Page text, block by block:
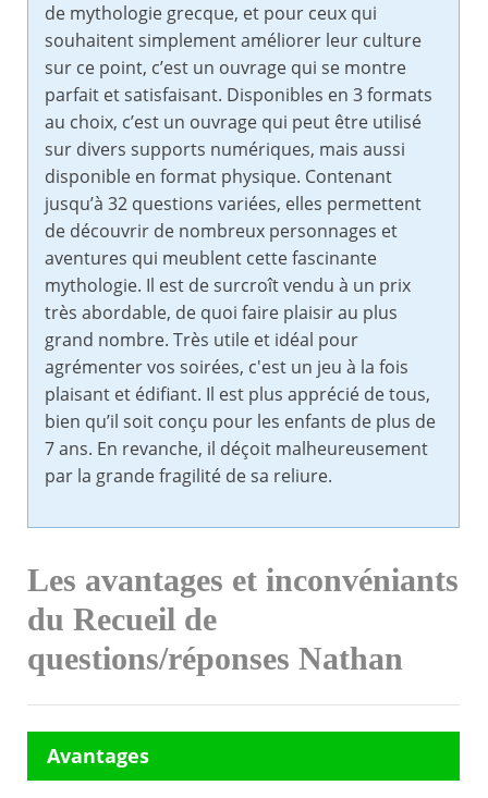
de mythologie grecque, et pour ceux qui
souhaitent simplement améliorer leur culture
sur ce point, c’est un ouvrage qui se montre
parfait et satisfaisant. Disponibles en 3 formats
au choix, c’est un ouvrage qui peut être utilisé
sur divers supports numériques, mais aussi
disponible en format physique. Contenant
jusqu’à 32 questions variées, elles permettent
de découvrir de nombreux personnages et
aventures qui meublent cette fascinante
mythologie. Il est de surcroît vendu à un prix
très abordable, de quoi faire plaisir au plus
grand nombre. Très utile et idéal pour
agrémenter vos soirées, c'est un jeu à la fois
plaisant et édifiant. Il est plus apprécié de tous,
bien qu’il soit conçu pour les enfants de plus de
7 ans. En revanche, il déçoit malheureusement
par la grande fragilité de sa reliure.
Les avantages et inconvéniants
du Recueil de
questions/réponses Nathan